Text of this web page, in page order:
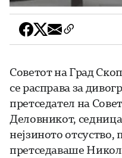
Советот на Град
се расправа за
претседател на
Деловникот,
нејзиното
претседаваше